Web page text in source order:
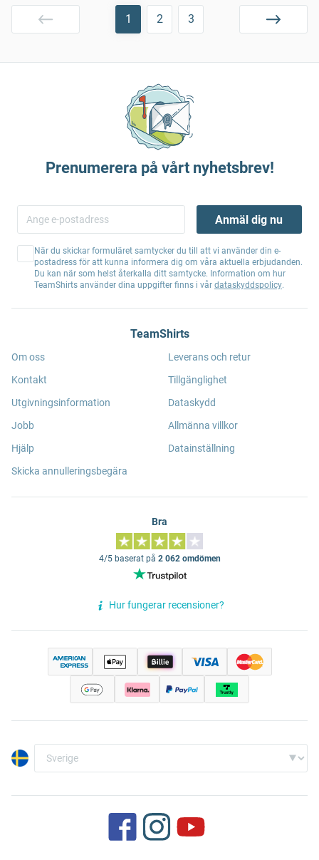
1 2 3
Prenumerera på vårt nyhetsbrev!
Anmäl dig nu
När du skickar formuläret samtycker du till att vi använder din e-
postadress för att kunna informera dig om våra aktuella erbjudanden.
Du kan när som helst återkalla ditt samtycke. Information om hur
TeamShirts använder dina uppgifter finns i vår dataskyddspolicy.
TeamShirts
Om oss
Kontakt
Utgivningsinformation
Jobb
Hjälp
Skicka annulleringsbegära
Leverans och retur
Tillgänglighet
Dataskydd
Allmänna villkor
Datainställning
Bra
4/5 baserat på 2 062 omdömen
Hur fungerar recensioner?